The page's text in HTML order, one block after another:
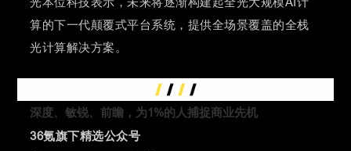
算的下一代颠覆式平台系统，提供全场景覆盖的全栈
光计算解决方案。
深度、敏锐、前瞻， 为1%的人捕捉商业先机
36氪旗下精选公众号